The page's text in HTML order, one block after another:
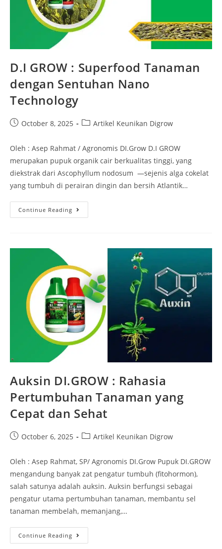
D.I GROW : Superfood Tanaman
dengan Sentuhan Nano
Technology
October 8, 2025 Artikel Keunikan Digrow
Oleh : Asep Rahmat / Agronomis DI.Grow D.I GROW
merupakan pupuk organik cair berkualitas tinggi, yang
diekstrak dari Ascophyllum nodosum —sejenis alga cokelat
yang tumbuh di perairan dingin dan bersih Atlantik…
Continue Reading
Auksin DI.GROW : Rahasia
Pertumbuhan Tanaman yang
Cepat dan Sehat
October 6, 2025 Artikel Keunikan Digrow
Oleh : Asep Rahmat, SP/ Agronomis DI.Grow Pupuk DI.GROW
mengandung banyak zat pengatur tumbuh (fitohormon),
salah satunya adalah auksin. Auksin berfungsi sebagai
pengatur utama pertumbuhan tanaman, membantu sel
tanaman membelah, memanjang,…
Continue Reading